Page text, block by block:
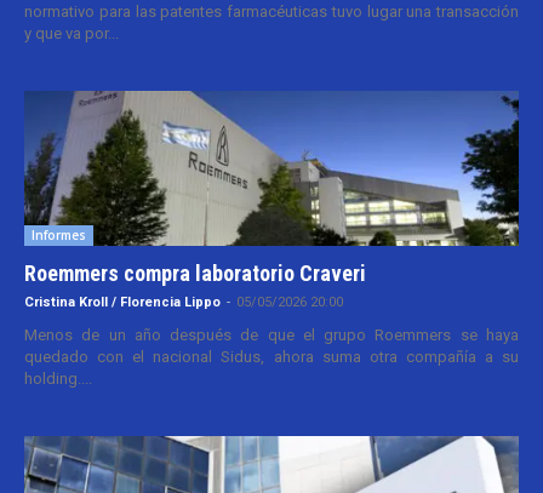
normativo para las patentes farmacéuticas tuvo lugar una transacción
y que va por...
Informes
Roemmers compra laboratorio Craveri
Cristina Kroll / Florencia Lippo - 05/05/2026 20:00
Menos de un año después de que el grupo Roemmers se haya
quedado con el nacional Sidus, ahora suma otra compañía a su
holding....